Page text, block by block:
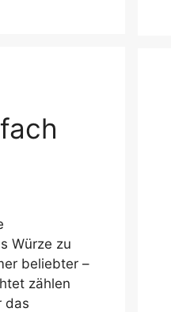
Würze zu
beliebter –
zählen
das